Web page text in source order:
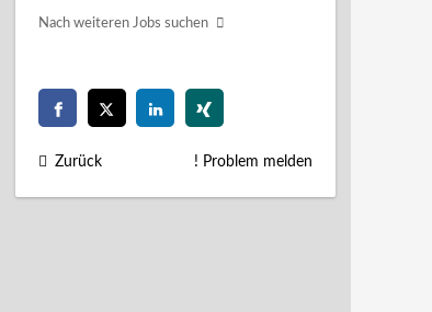
Nach weiteren Jobs suchen
Zurück ! Problem melden